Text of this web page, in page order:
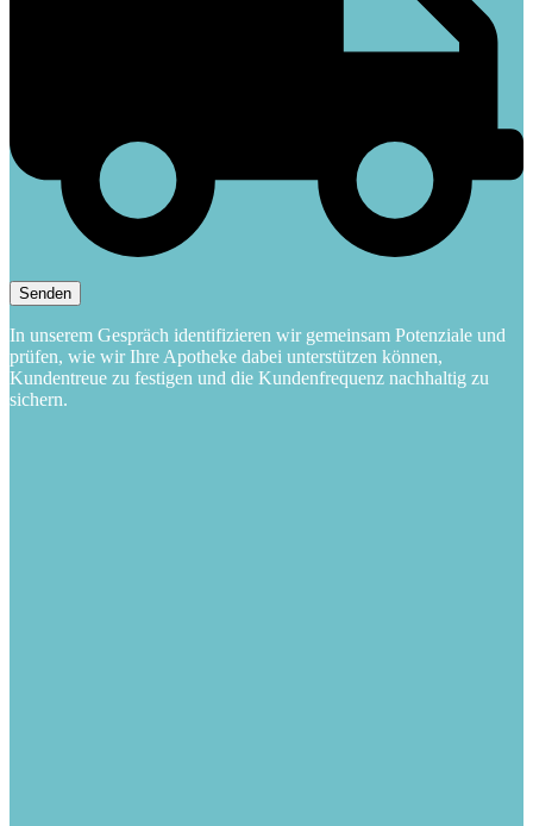
In unserem Gespräch identifizieren wir gemeinsam Potenziale und
prüfen, wie wir Ihre Apotheke dabei unterstützen können,
Kundentreue zu festigen und die Kundenfrequenz nachhaltig zu
sichern.